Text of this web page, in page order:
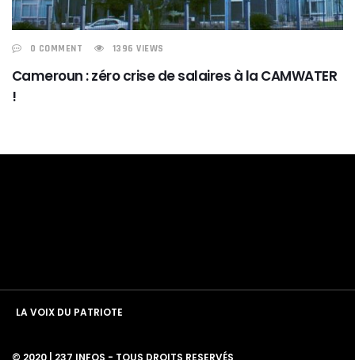
0 COMMENT 1396 VIEWS
Cameroun : zéro crise de salaires à la CAMWATER
!
LA VOIX DU PATRIOTE
© 2020 | 237 INFOS - TOUS DROITS RESERVÉS